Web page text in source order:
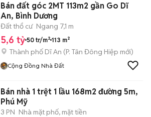
Bán đất góc 2MT 113m2 gần Go Dĩ
An, Bình Dương
Đất thổ cư Ngang 7,1 m
5,6 tỷ 50 tr/m² 113 m²
Thành phố Dĩ An (P. Tân Đông Hiệp mới)
Cộng Đồng Nhà Đất
Bán nhà 1 trệt 1 lầu 168m2 đường 5m,
Phú Mỹ
3 PN Nhà mặt phố, mặt tiền